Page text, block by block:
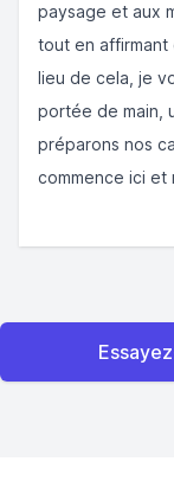
paysage et aux
tout en affirmant
lieu de cela, je
portée de main,
préparons nos
commence ici et